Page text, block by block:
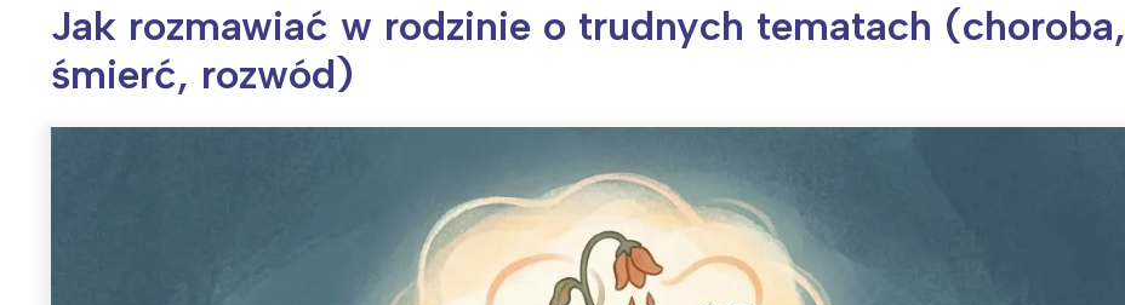
Jak rozmawiać w rodzinie o trudnych tematach (choroba,
śmierć, rozwód)